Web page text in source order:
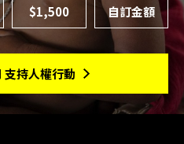
$1,500
支持人權行動